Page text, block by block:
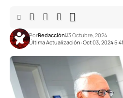
Última Actualización: Oct 03, 2024
PorRedacción 3 Octubre, 2024